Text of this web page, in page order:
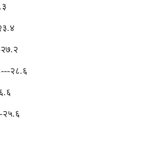
२८.६
२५.६